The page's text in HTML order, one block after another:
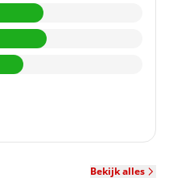
Bekijk alles